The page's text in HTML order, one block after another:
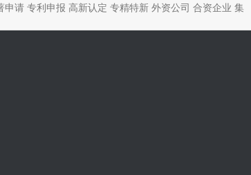
申请 专利申报 高新认定 专精特新 外资公司 合资企业 集